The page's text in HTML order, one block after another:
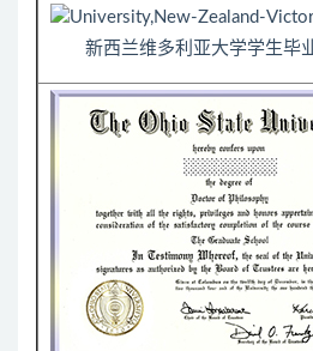
新西兰维多利亚大学学生毕